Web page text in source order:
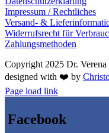
Impressum / Rechtliches
Versand- &
Widerrufsrecht für
Zahlungsmethoden
Copyright 2025 Dr. Verena
designed with ❤️ by
Facebook
Instagram
Page load link
Facebook